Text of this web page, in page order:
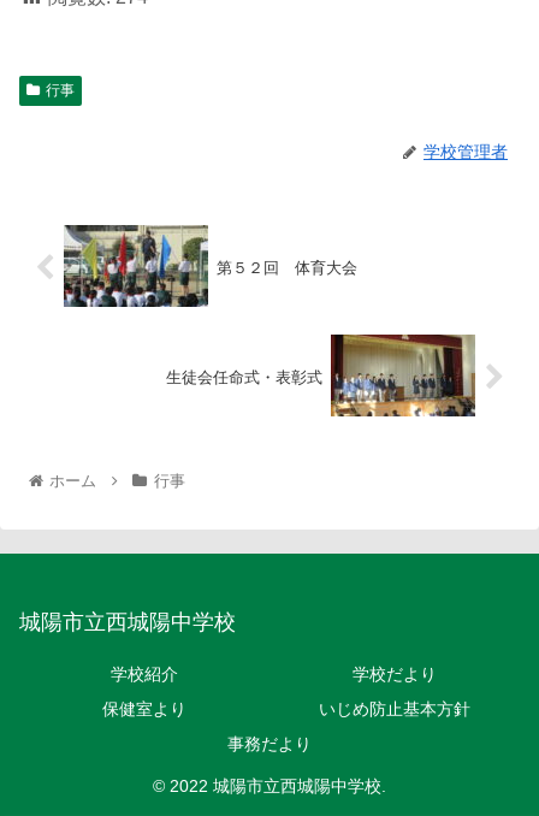
行事
学校管理者
第５２回 体育大会
生徒会任命式・表彰式
ホーム 行事
城陽市立西城陽中学校
学校紹介
学校だより
保健室より
いじめ防止基本方針
事務だより
© 2022 城陽市立西城陽中学校.